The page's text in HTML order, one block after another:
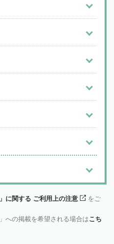
に関する ご利用上の注意
をご
への掲載を希望される場合はこち